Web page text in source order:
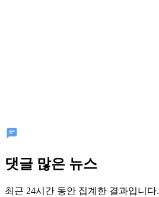
댓글 많은 뉴스
최근 24시간 동안 집계한 결과입니다.